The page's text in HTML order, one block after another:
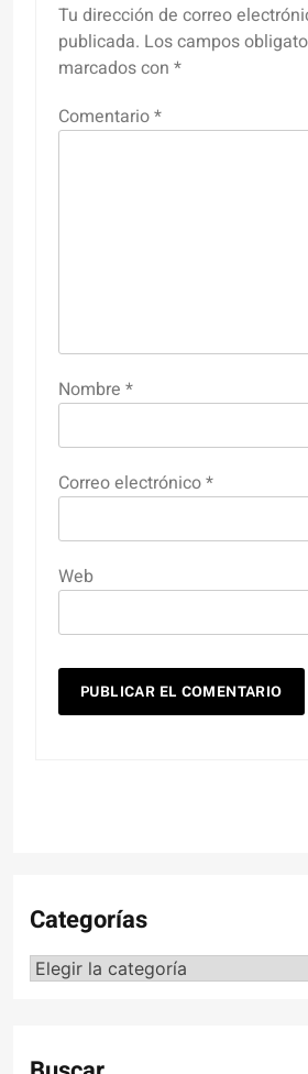
Tu dirección de correo
publicada. Los campos
marcados con *
Comentario*
Nombre *
Correo electrónico*
Web
Categorías
Categorías